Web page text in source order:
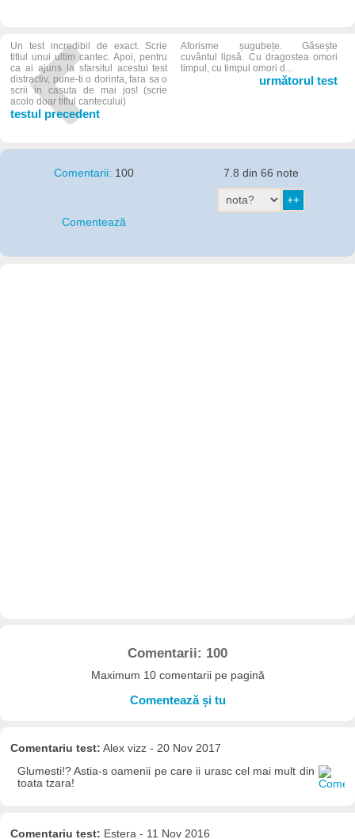
Un test incredibil de exact. Scrie
titlul unui ultim cantec. Apoi, pentru
ca ai ajuns la sfarsitul acestui test
distractiv, pune-ti o dorinta, fara sa o
scrii in casuta de mai jos! (scrie
acolo doar titlul cantecului)
testul precedent
Aforisme șugubețe. Găsește
cuvântul lipsă. Cu dragostea omori
timpul, cu timpul omori d...
următorul test
Comentarii: 100
Comentează
7.8 din 66 note
Comentarii: 100
Maximum 10 comentarii pe pagină
Comentează și tu
Comentariu test: Alex vizz - 20 Nov 2017
Glumesti!? Astia-s oamenii pe care ii urasc cel mai mult din
toata tzara!
Comentariu test: Estera - 11 Nov 2016